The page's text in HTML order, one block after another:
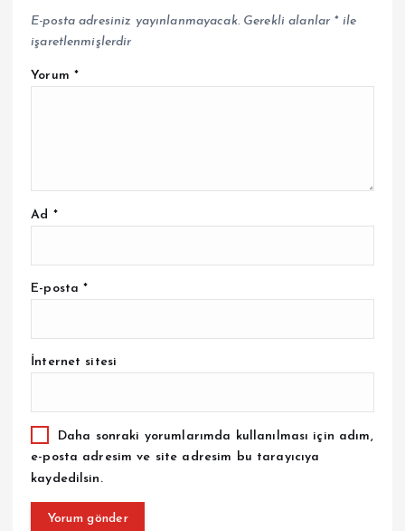
E-posta adresiniz yayınlanmayacak. Gerekli alanlar *ile
işaretlenmişlerdir
Yorum *
Ad *
E-posta*
İnternet sitesi
Daha sonraki yorumlarımda kullanılması için adım,
e-posta adresim ve site adresim bu tarayıcıya
kaydedilsin.